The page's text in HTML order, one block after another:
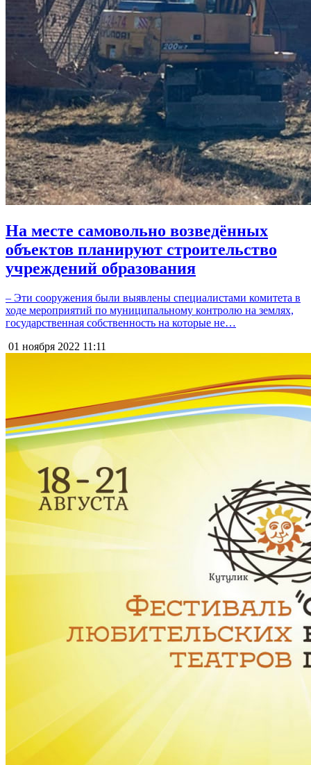
На месте самовольно возведённых
объектов планируют строительство
учреждений образования
– Эти сооружения были выявлены специалистами комитета в
ходе мероприятий по муниципальному контролю на землях,
государственная собственность на которые не…
01 ноября 2022 11:11